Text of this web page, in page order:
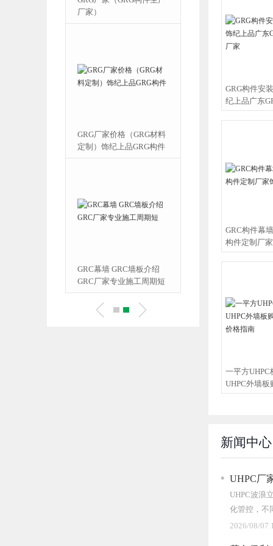
GRG构件安
纪上品广东
厂家
GRC构件幕
构件定制厂
一平方UHPC
UHPC外墙板
的价格指南
新闻中心
UHPC厂
UHPC波浪
化管控，不
对每一道工
2026/08/07
厂家）
GRG厂家价格（GRG材料
定制）饰纪上品GRG构件
GRC幕墙 GRC墙板介绍
GRC厂家专业施工周期短